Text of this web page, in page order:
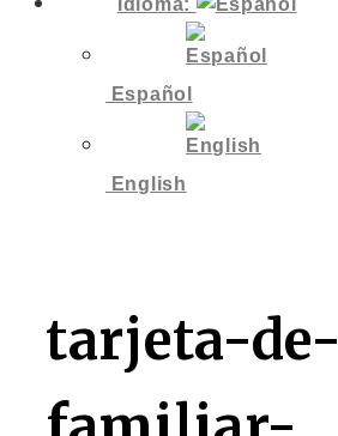
Idioma:
Español
English
tarjeta-de-